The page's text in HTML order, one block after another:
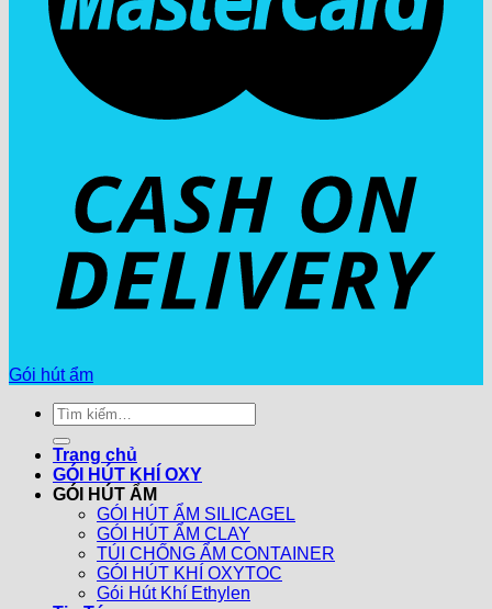
Gói hút ẩm
Tìm
kiếm:
Trang chủ
GÓI HÚT KHÍ OXY
GÓI HÚT ẨM
GÓI HÚT ẨM SILICAGEL
GÓI HÚT ẨM CLAY
TÚI CHỐNG ẨM CONTAINER
GÓI HÚT KHÍ OXYTOC
Gói Hút Khí Ethylen